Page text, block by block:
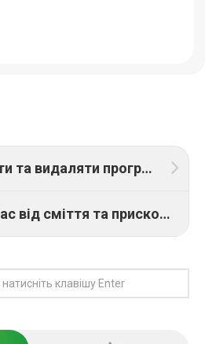
Як встановлювати та видаляти програми на Mac правильно
Як очистити Mac від сміття та прискорити його роботу без сторонніх програм